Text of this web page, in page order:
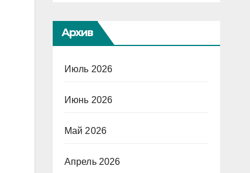
Архив
Июль 2026
Июнь 2026
Май 2026
Апрель 2026